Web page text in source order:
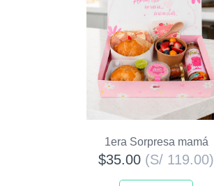
1era Sorpresa mamá
$35.00 (S/ 119.00)